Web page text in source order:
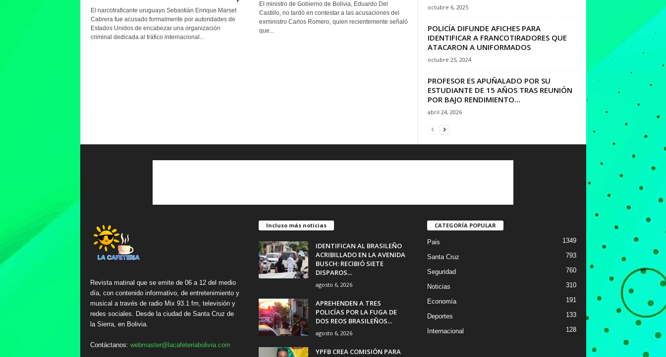
El narcotraficante uruguayo Sebastián Enrique Marset
Cabrera fue acusado formalmente por autoridades de
Estados Unidos de encabezar una organización
criminal dedicada al tráfico internacional...
El ministro de Gobierno de Bolivia, Eduardo Del
Castillo, no tardó en contestar a las acusaciones del
exministro Carlos Romero, quien recientemente señaló
que...
octubre 6, 2025
POLICÍA DIFUNDE AFICHES PARA
IDENTIFICAR A FRANCOTIRADORES QUE
ATACARON A UNIFORMADOS
octubre 25, 2024
PROFESOR ES APUÑALADO POR SU
ESTUDIANTE DE 15 AÑOS TRAS REUNIÓN
POR BAJO RENDIMIENTO...
abril 24, 2026
Revista matinal que se emite de 06 a 12 del medio
día, con contenido informativo, de entretenimiento y
musical a través de radio Mix 93.1 fm, televisión y
redes sociales. Desde la ciudad de Santa Cruz de
la Sierra, en Bolivia.
Contáctanos: webmaster@lacafeteriabolivia.com
Incluso más noticias
IDENTIFICAN AL BRASILEÑO
ACRIBILLADO EN LA AVENIDA
BUSCH: RECIBIÓ SIETE
DISPAROS...
agosto 6, 2026
APREHENDEN A TRES
POLICÍAS POR LA FUGA DE
DOS REOS BRASILEÑOS...
agosto 6, 2026
YPFB CREA COMISIÓN PARA
CATEGORÍA POPULAR
Pais 1349
Santa Cruz 793
Seguridad 760
Noticias 310
Economía 191
Deportes 133
Internacional 128